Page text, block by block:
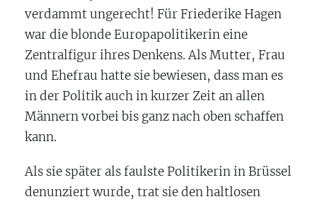
verdammt ungerecht! Für Friederike Hagen
war die blonde Europapolitikerin eine
Zentralfigur ihres Denkens. Als Mutter, Frau
und Ehefrau hatte sie bewiesen, dass man es
in der Politik auch in kurzer Zeit an allen
Männern vorbei bis ganz nach oben schaffen
kann.
Als sie später als faulste Politikerin in Brüssel
denunziert wurde, trat sie den haltlosen